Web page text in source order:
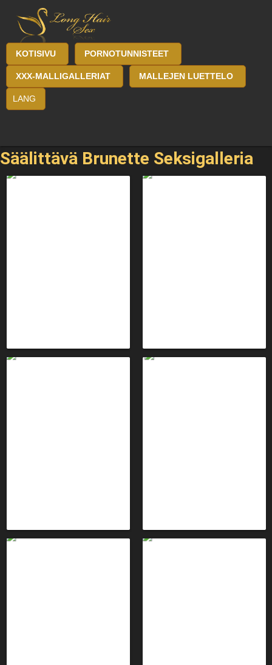
KOTISIVU PORNOTUNNISTEET
XXX-MALLIGALLERIAT MALLEJEN LUETTELO
LANG
Säälittävä Brunette Seksigalleria